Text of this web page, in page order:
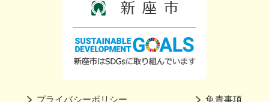
プライバシーポリシー 免責事項